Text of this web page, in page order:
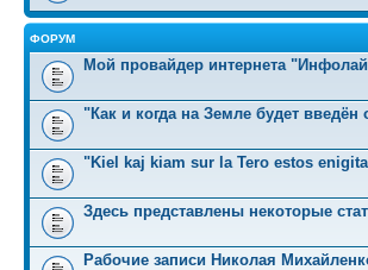
ФОРУМ
Мой провайдер интернета
"Как и когда на Земле будет
"Kiel kaj kiam sur la Tero estos
Здесь представлены некоторые
Рабочие записи Николая